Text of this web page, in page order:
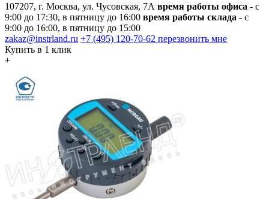
107207, г. Москва, ул. Чусовская, 7А время работы офиса - с
9:00 до 17:30, в пятницу до 16:00 время работы склада - с
9:00 до 16:00, в пятницу до 15:00
zakaz@instrland.ru +7 (495) 120-70-62 перезвонить мне
Купить в 1 клик
+